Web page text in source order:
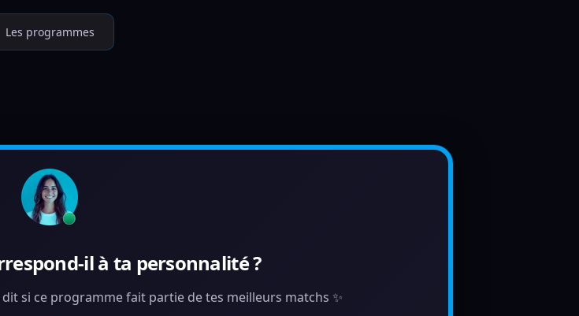
Les programmes
il à ta personnalité ?
si ce programme fait partie de tes meilleurs matchs ✨